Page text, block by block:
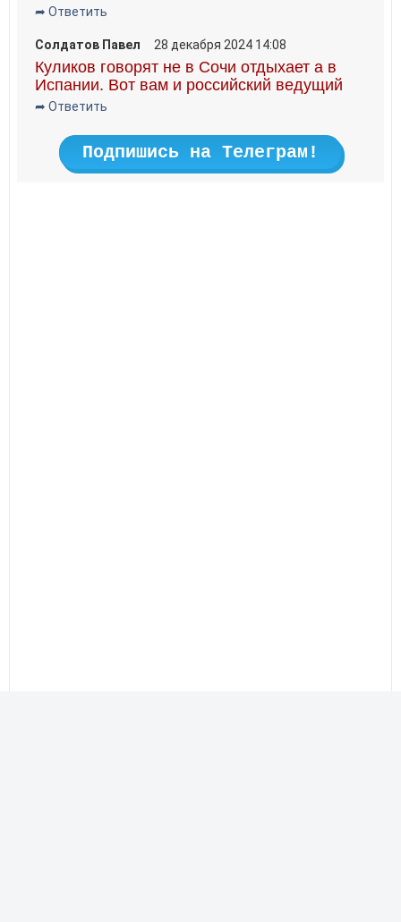
➦ Ответить
Солдатов Павел 28 декабря 2024 14:08
Куликов говорят не в Сочи отдыхает а в
Испании. Вот вам и российский ведущий
➦ Ответить
Подпишись на Телеграм!